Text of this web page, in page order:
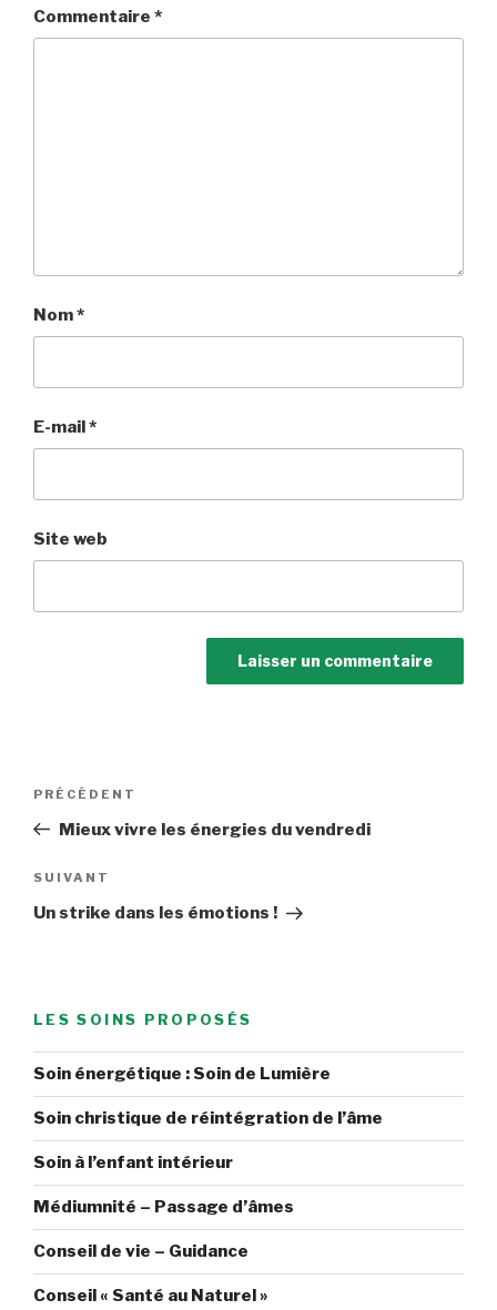
Commentaire *
Nom*
E-mail*
Site web
Navigation
l’article
Article
précédent
PRÉCÉDENT
Mieux vivre les énergies du vendredi
Article
suivant
SUIVANT
Un strike dans les émotions !
LES SOINS PROPOSÉS
Soin énergétique : Soin de Lumière
Soin christique de réintégration de l’âme
Soin à l’enfant intérieur
Médiumnité – Passage d’âmes
Conseil de vie – Guidance
Conseil « Santé au Naturel »